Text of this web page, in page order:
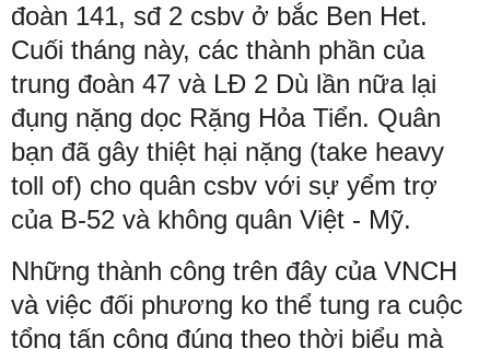
đoàn 141, sđ 2 csbv ở bắc Ben Het.
Cuối tháng này, các thành phần của
trung đoàn 47 và LĐ 2 Dù lần nữa lại
đụng nặng dọc Rặng Hỏa Tiển. Quân
bạn đã gây thiệt hại nặng (take heavy
toll of) cho quân csbv với sự yểm trợ
của B-52 và không quân Việt - Mỹ.
Những thành công trên đây của VNCH
và việc đối phương ko thể tung ra cuộc
tổng tấn công đúng theo thời biểu mà